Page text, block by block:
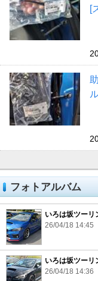
[
フォトアルバム
いろは坂ツー
26/04/18 14:45
いろは坂ツー
26/04/18 14:36